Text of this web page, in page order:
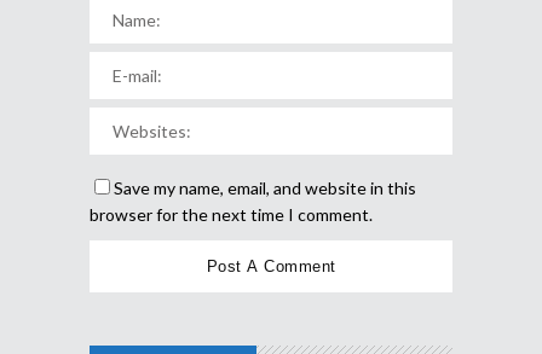
Save my name, email, and website in this
browser for the next time I comment.